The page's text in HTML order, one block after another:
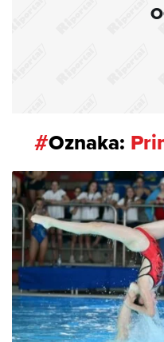
#Oznaka: